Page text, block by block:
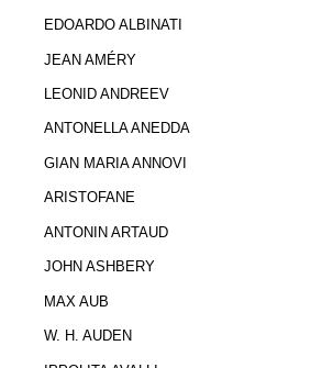
EDOARDO ALBINATI
JEAN AMÉRY
LEONID ANDREEV
ANTONELLA ANEDDA
GIAN MARIA ANNOVI
ARISTOFANE
ANTONIN ARTAUD
JOHN ASHBERY
MAX AUB
W. H. AUDEN